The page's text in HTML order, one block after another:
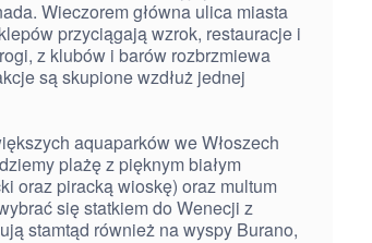
Wieczorem główna ulica miasta
przyciągają wzrok, restauracje i
z klubów i barów rozbrzmiewa
są skupione wzdłuż jednej
aquaparków we Włoszech
plażę z pięknym białym
oraz piracką wioskę) oraz multum
się statkiem do Wenecji z
stamtąd również na wyspy Burano,